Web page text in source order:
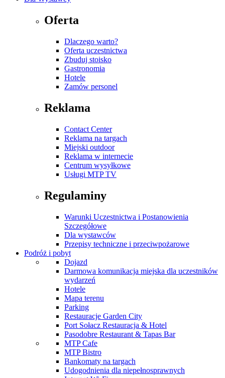
Oferta
Dlaczego warto?
Oferta uczestnictwa
Zbuduj stoisko
Gastronomia
Hotele
Zamów personel
Reklama
Contact Center
Reklama na targach
Miejski outdoor
Reklama w internecie
Centrum wysyłkowe
Usługi MTP TV
Regulaminy
Warunki Uczestnictwa i Postanowienia
Szczegółowe
Dla wystawców
Przepisy techniczne i przeciwpożarowe
Podróż i pobyt
Dojazd
Darmowa komunikacja miejska dla uczestników
wydarzeń
Hotele
Mapa terenu
Parking
Restauracje Garden City
Port Sołacz Restauracja & Hotel
Pasodobre Restaurant & Tapas Bar
MTP Cafe
MTP Bistro
Bankomaty na targach
Udogodnienia dla niepełnosprawnych